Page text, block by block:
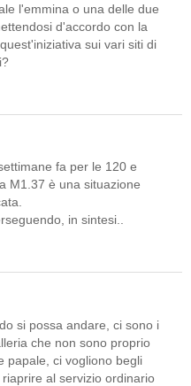
l'emmina o una delle due
d'accordo con la
sui vari siti di
fa per le 120 e
M1.37 è una situazione
in sintesi..
si possa andare, ci sono i
che non sono proprio
papale, ci vogliono begli
al servizio ordinario